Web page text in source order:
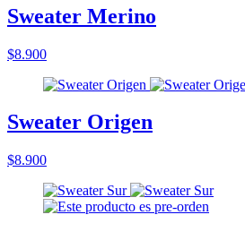
Sweater Merino
$8.900
Sweater Origen
$8.900